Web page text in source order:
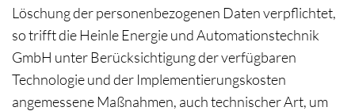
Löschung der personenbezogenen Daten verpflichtet,
so trifft die Heinle Energie und Automationstechnik
GmbH unter Berücksichtigung der verfügbaren
Technologie und der Implementierungskosten
angemessene Maßnahmen, auch technischer Art, um